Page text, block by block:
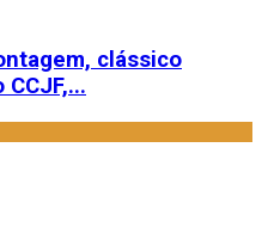
clássico
CCJF,...